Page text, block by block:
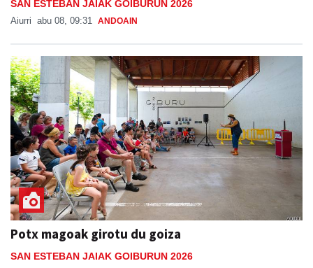
SAN ESTEBAN JAIAK GOIBURUN 2026
Aiurri abu 08, 09:31 ANDOAIN
Potx magoak girotu du goiza
SAN ESTEBAN JAIAK GOIBURUN 2026